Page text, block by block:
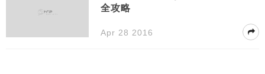
全攻略
Apr 28 2016